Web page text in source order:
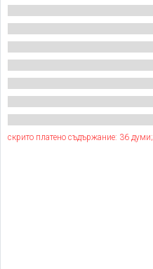
скрито платено съдържание: 36 думи;